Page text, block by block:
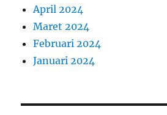
April 2024
Maret 2024
Februari 2024
Januari 2024